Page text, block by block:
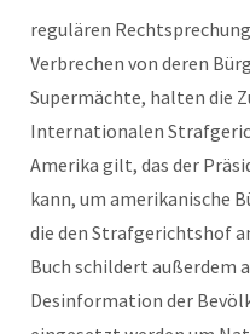
regulären
Verbrechen von deren
Supermächte, halten die
Internationalen
Amerika gilt, das der
kann, um amerikanische
die den Strafgerichtshof
Buch schildert außerdem
Desinformation der